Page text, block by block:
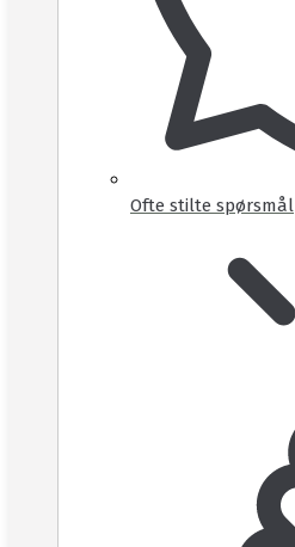
Ofte stilte spørsmål